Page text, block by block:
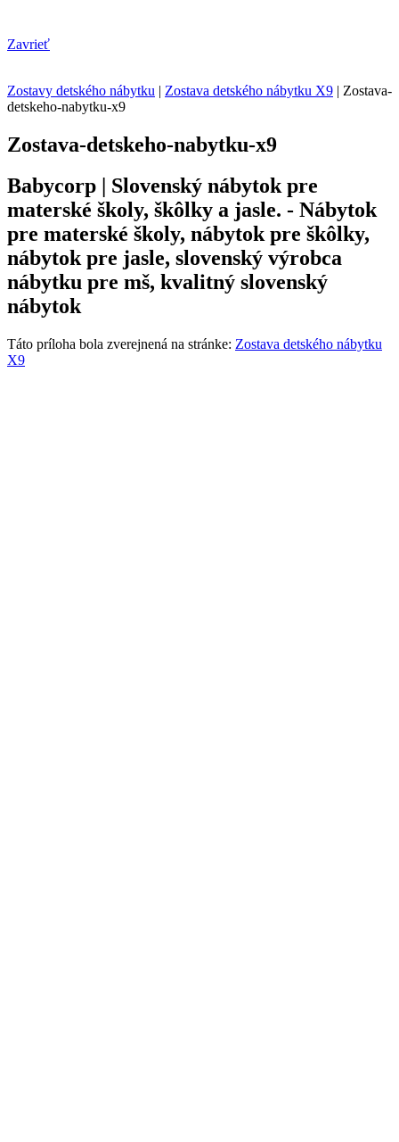
Zavrieť
Zostavy detského nábytku | Zostava detského nábytku X9 | Zostava-
detskeho-nabytku-x9
Zostava-detskeho-nabytku-x9
Babycorp | Slovenský nábytok pre
materské školy, škôlky a jasle. - Nábytok
pre materské školy, nábytok pre škôlky,
nábytok pre jasle, slovenský výrobca
nábytku pre mš, kvalitný slovenský
nábytok
Táto príloha bola zverejnená na stránke: Zostava detského nábytku
X9